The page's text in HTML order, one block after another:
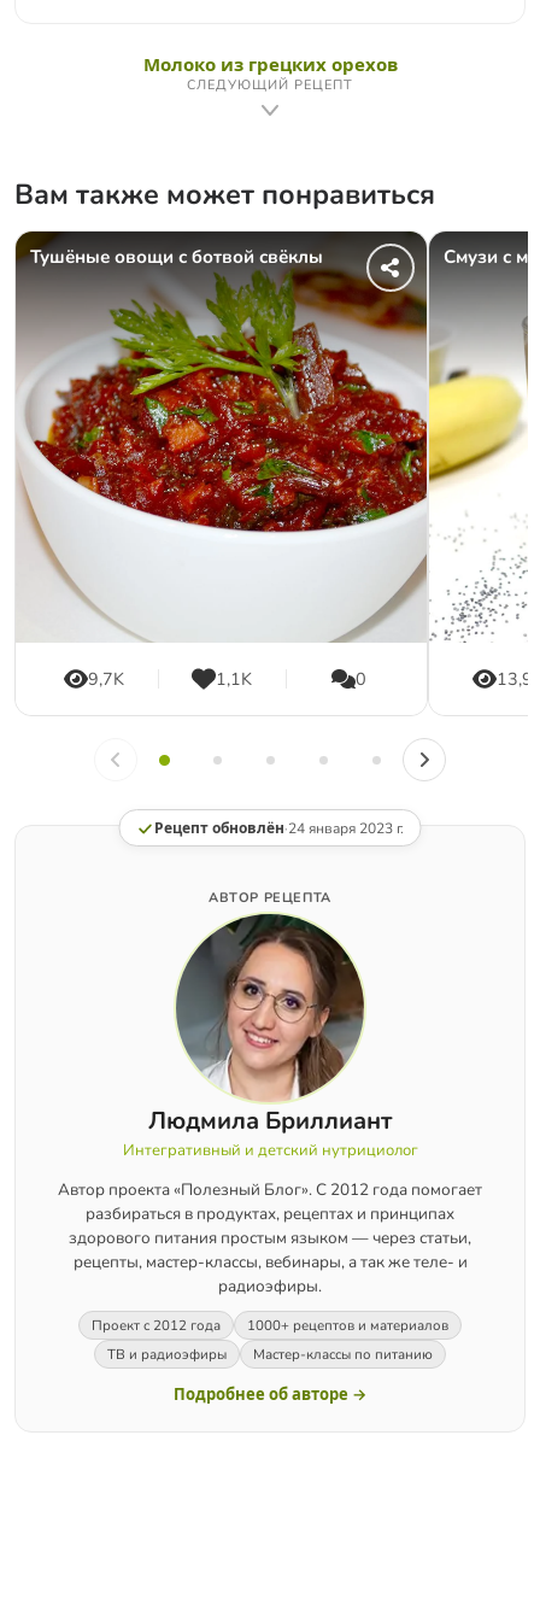
Молоко из грецких орехов
СЛЕДУЮЩИЙ РЕЦЕПТ
Вам также может понравиться
Тушёные овощи с ботвой свёклы
9,7K 1,1K 0
Смузи с
Рецепт обновлён·24 января 2023 г.
АВТОР РЕЦЕПТА
Людмила Бриллиант
Интегративный и детский нутрициолог
Автор проекта «Полезный Блог». С 2012 года помогает
разбираться в продуктах, рецептах и принципах
здорового питания простым языком — через статьи,
рецепты, мастер-классы, вебинары, а так же теле- и
радиоэфиры.
Проект с 2012 года
1000+ рецептов и материалов
ТВ и радиоэфиры
Мастер-классы по питанию
Подробнее об авторе →